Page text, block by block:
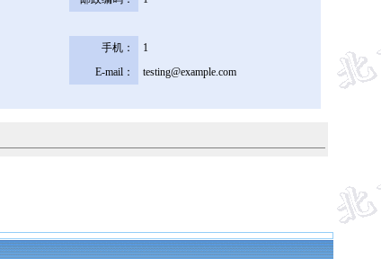
手机：
1
E-mail：
testing@example.com